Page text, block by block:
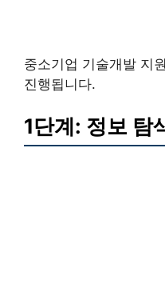
중소기업 기술개발 지
진행됩니다.
1단계: 정보 탐